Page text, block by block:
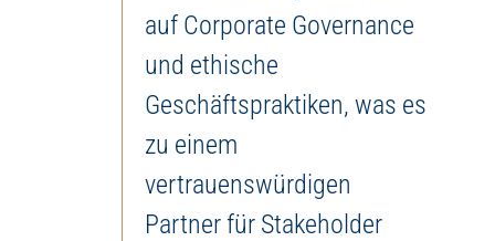
auf Corporate Governance
und ethische
Geschäftspraktiken, was es
zu einem
vertrauenswürdigen
Partner für Stakeholder